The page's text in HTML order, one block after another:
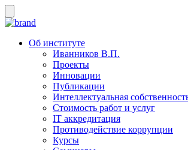
Об институте
Иванников В.П.
Проекты
Инновации
Публикации
Интеллектуальная
Стоимость работ и услуг
IT аккредитация
Противодействие коррупции
Курсы